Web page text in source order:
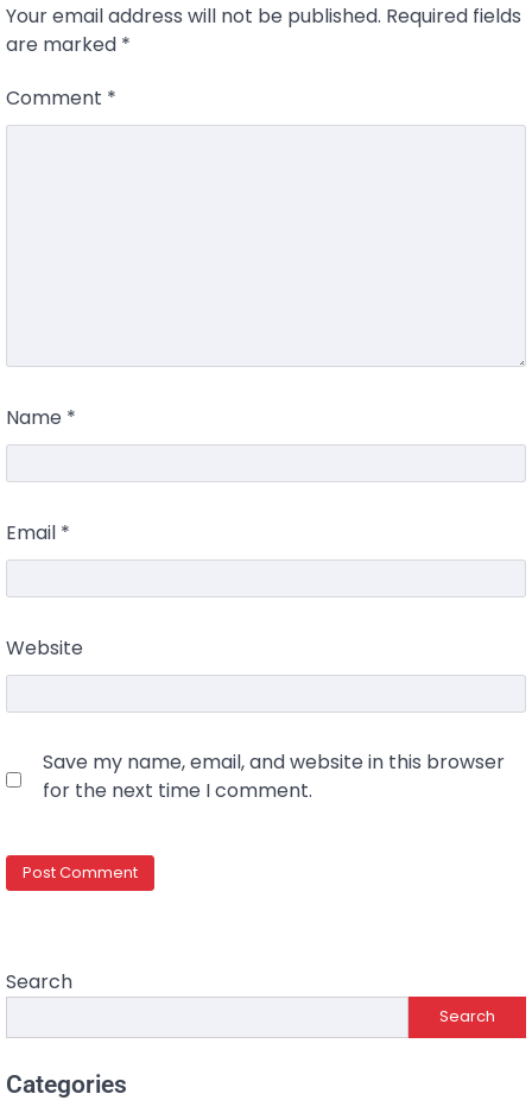
Your email address will not be published. Required fields
are marked *
Comment *
Name *
Email *
Website
Save my name, email, and website in this browser
for the next time I comment.
Search
Search
Categories